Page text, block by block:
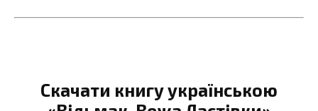
Скачати книгу українською